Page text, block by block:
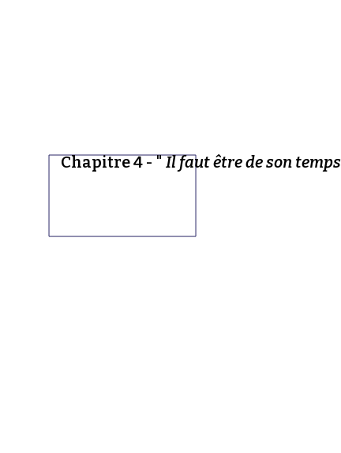
Chapitre 4 - "Il faut être de son temps